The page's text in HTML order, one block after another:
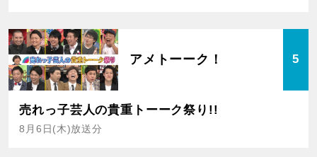
アメトーーク！ 5
売れっ子芸人の貴重トーーク祭り!!
8月6日(木)放送分